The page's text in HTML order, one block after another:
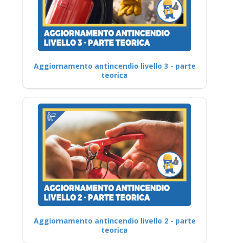
Aggiornamento antincendio livello 3 - parte
teorica
Aggiornamento antincendio livello 2 - parte
teorica